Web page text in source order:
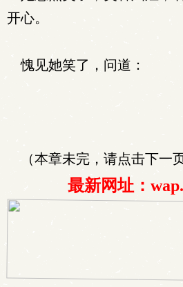
开心。
愧见她笑了，问道：
（本章未完，请点击下一
最新网址：